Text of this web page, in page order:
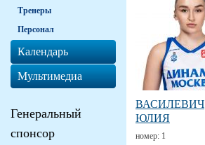
ВАСИЛЕВИЧ
ЮЛИЯ
номер: 1
Тренеры
Персонал
Календарь
Мультимедиа
Генеральный
спонсор